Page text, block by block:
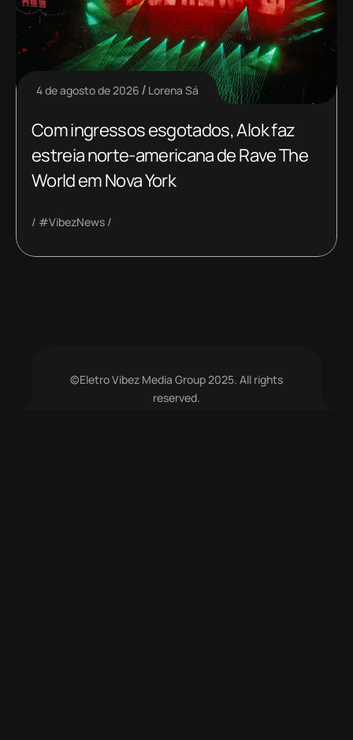
4 de agosto de 2026 Lorena Sá
Com ingressos esgotados, Alok faz
estreia norte-americana de Rave The
World em Nova York
#VibezNews
©Eletro Vibez Media Group 2025. All rights
reserved.